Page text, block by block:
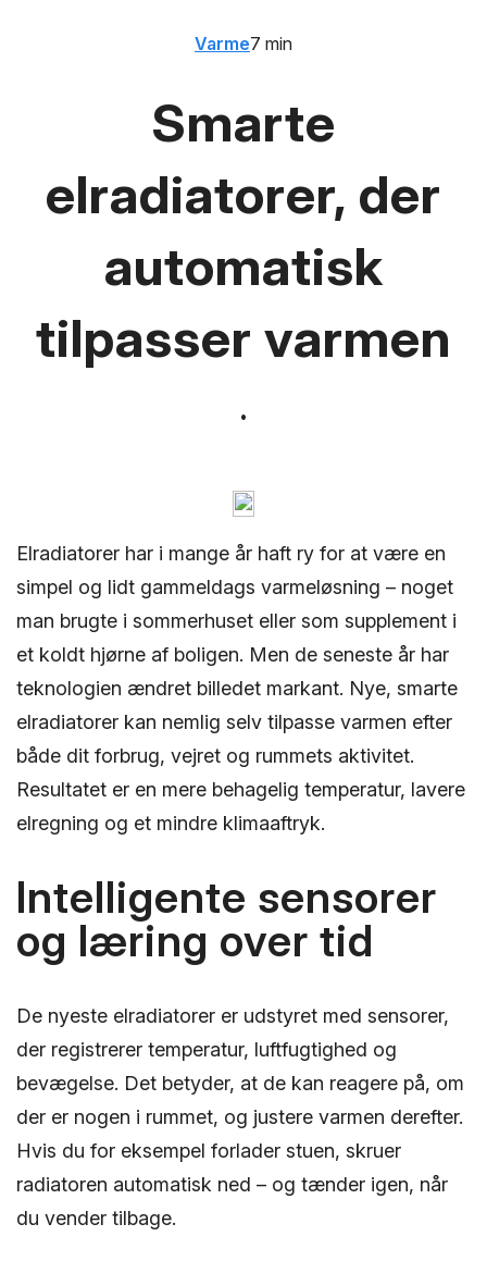
Smarte
elradiatorer, der
automatisk
tilpasser varmen
Varme7 min
Elradiatorer har i mange år haft ry for at være en
simpel og lidt gammeldags varmeløsning – noget
man brugte i sommerhuset eller som supplement i
et koldt hjørne af boligen. Men de seneste år har
teknologien ændret billedet markant. Nye, smarte
elradiatorer kan nemlig selv tilpasse varmen efter
både dit forbrug, vejret og rummets aktivitet.
Resultatet er en mere behagelig temperatur, lavere
elregning og et mindre klimaaftryk.
Intelligente sensorer
og læring over tid
De nyeste elradiatorer er udstyret med sensorer,
der registrerer temperatur, luftfugtighed og
bevægelse. Det betyder, at de kan reagere på, om
der er nogen i rummet, og justere varmen derefter.
Hvis du for eksempel forlader stuen, skruer
radiatoren automatisk ned – og tænder igen, når
du vender tilbage.